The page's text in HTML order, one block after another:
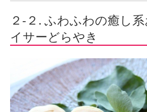
２-２. ふわふわの癒し
イサーどらやき